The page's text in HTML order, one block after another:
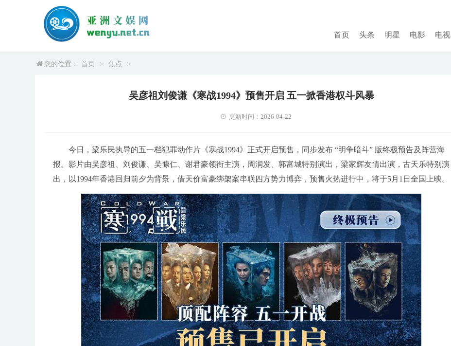
首页 头条 明星 电影 电视
您的位置： 首页 > 焦点 >
吴彦祖刘俊谦《寒战1994》预售开启 五一掀香港权斗风暴
更新时间：2026-04-22
今日，梁乐民执导的五一档犯罪动作片《寒战1994》正式开启预售，同步发布 “明争暗斗” 版终极预告及阵营海
报。影片由吴彦祖、刘俊谦、吴慷仁、谢君豪领衔主演，周润发、郭富城特别演出，梁家辉友情出演，古天乐特别演
出，以1994年香港回归前夕为背景，借天价富豪绑架案串联四方势力博弈，预售火热进行中，将于5月1日全国上映。